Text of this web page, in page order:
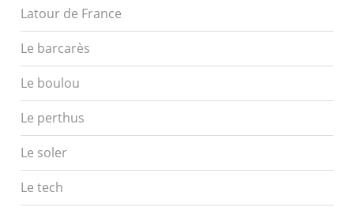
Latour de France
Le barcarès
Le boulou
Le perthus
Le soler
Le tech